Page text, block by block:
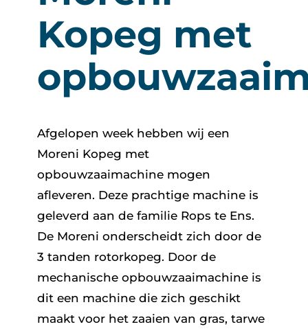
Kopeg met
Afgelopen week hebben wij een
Moreni Kopeg met
opbouwzaaimachine mogen
afleveren. Deze prachtige machine is
geleverd aan de familie Rops te Ens.
De Moreni onderscheidt zich door de
3 tanden rotorkopeg. Door de
mechanische opbouwzaaimachine is
dit een machine die zich geschikt
maakt voor het zaaien van gras, tarwe